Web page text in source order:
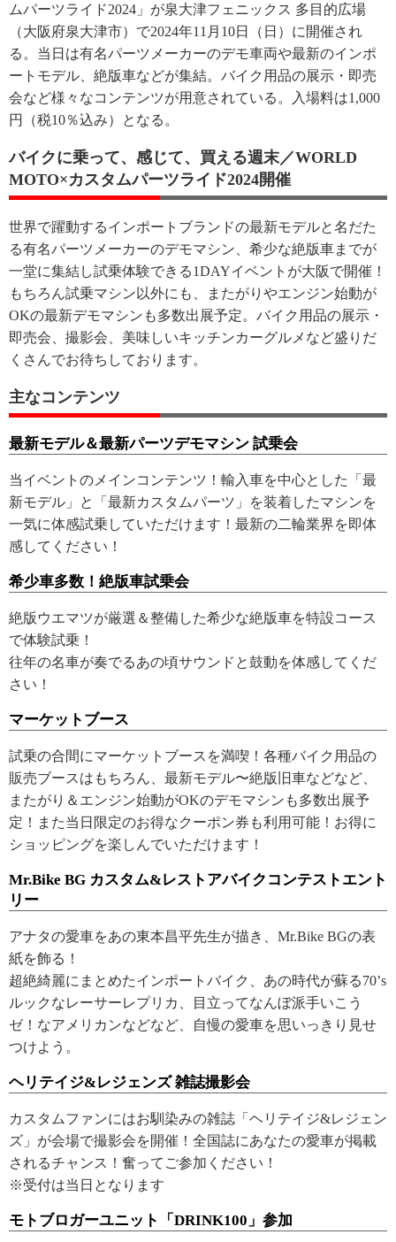
ムパーツライド2024」が泉大津フェニックス 多目的広場
（大阪府泉大津市）で2024年11月10日（日）に開催され
る。当日は有名パーツメーカーのデモ車両や最新のインポ
ートモデル、絶版車などが集結。バイク用品の展示・即売
会など様々なコンテンツが用意されている。入場料は1,000
円（税10％込み）となる。
バイクに乗って、感じて、買える週末／WORLD
MOTO×カスタムパーツライド2024開催
世界で躍動するインポートブランドの最新モデルと名だた
る有名パーツメーカーのデモマシン、希少な絶版車までが
一堂に集結し試乗体験できる1DAYイベントが大阪で開催！
もちろん試乗マシン以外にも、またがりやエンジン始動が
OKの最新デモマシンも多数出展予定。バイク用品の展示・
即売会、撮影会、美味しいキッチンカーグルメなど盛りだ
くさんでお待ちしております。
主なコンテンツ
最新モデル＆最新パーツデモマシン 試乗会
当イベントのメインコンテンツ！輸入車を中心とした「最
新モデル」と「最新カスタムパーツ」を装着したマシンを
一気に体感試乗していただけます！最新の二輪業界を即体
感してください！
希少車多数！絶版車試乗会
絶版ウエマツが厳選＆整備した希少な絶版車を特設コース
で体験試乗！
往年の名車が奏でるあの頃サウンドと鼓動を体感してくだ
さい！
マーケットブース
試乗の合間にマーケットブースを満喫！各種バイク用品の
販売ブースはもちろん、最新モデル〜絶版旧車などなど、
またがり＆エンジン始動がOKのデモマシンも多数出展予
定！また当日限定のお得なクーポン券も利用可能！お得に
ショッピングを楽しんでいただけます！
Mr.Bike BG カスタム&レストアバイクコンテストエント
リー
アナタの愛車をあの東本昌平先生が描き、Mr.Bike BGの表
紙を飾る！
超絶綺麗にまとめたインポートバイク、あの時代が蘇る70’s
ルックなレーサーレプリカ、目立ってなんぼ派手いこう
ゼ！なアメリカンなどなど、自慢の愛車を思いっきり見せ
つけよう。
ヘリテイジ&レジェンズ 雑誌撮影会
カスタムファンにはお馴染みの雑誌「ヘリテイジ&レジェン
ズ」が会場で撮影会を開催！全国誌にあなたの愛車が掲載
されるチャンス！奮ってご参加ください！
※受付は当日となります
モトブロガーユニット「DRINK100」参加